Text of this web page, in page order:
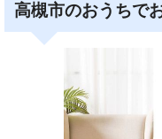
高槻市のおうちで